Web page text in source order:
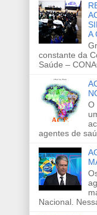
A
constante da
Saúde –
O
agentes de
Nacional.